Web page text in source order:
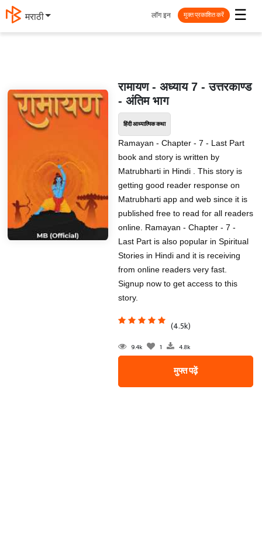
मराठी ☰
लॉग इन मुक्त प्रकाशित करें
रामायण - अध्याय 7 - उत्तरकाण्ड
- अंतिम भाग
हिंदी आध्यात्मिक कथा
Ramayan - Chapter - 7 - Last Part
book and story is written by
Matrubharti in Hindi . This story is
getting good reader response on
Matrubharti app and web since it is
published free to read for all readers
online. Ramayan - Chapter - 7 -
Last Part is also popular in Spiritual
Stories in Hindi and it is receiving
from online readers very fast.
Signup now to get access to this
story.
(4.5k)
9.4k 1 4.8k
मुफ्त पढ़ें